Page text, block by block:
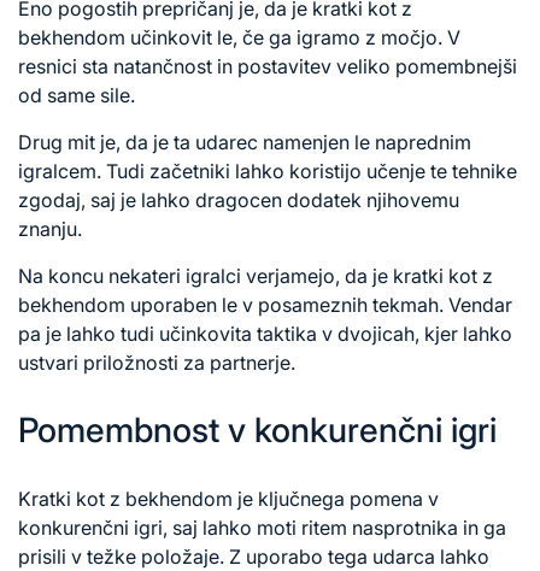
Eno pogostih prepričanj je, da je kratki kot z
bekhendom učinkovit le, če ga igramo z močjo. V
resnici sta natančnost in postavitev veliko pomembnejši
od same sile.
Drug mit je, da je ta udarec namenjen le naprednim
igralcem. Tudi začetniki lahko koristijo učenje te tehnike
zgodaj, saj je lahko dragocen dodatek njihovemu
znanju.
Na koncu nekateri igralci verjamejo, da je kratki kot z
bekhendom uporaben le v posameznih tekmah. Vendar
pa je lahko tudi učinkovita taktika v dvojicah, kjer lahko
ustvari priložnosti za partnerje.
Pomembnost v konkurenčni igri
Kratki kot z bekhendom je ključnega pomena v
konkurenčni igri, saj lahko moti ritem nasprotnika in ga
prisili v težke položaje. Z uporabo tega udarca lahko